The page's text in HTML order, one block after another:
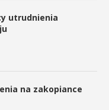
utrudnienia
na zakopiance